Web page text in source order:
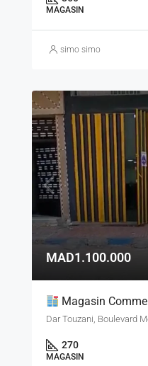
MAGASIN
simo simo
MAD1.100.000
Magasin Commercial À
270
MAGASIN